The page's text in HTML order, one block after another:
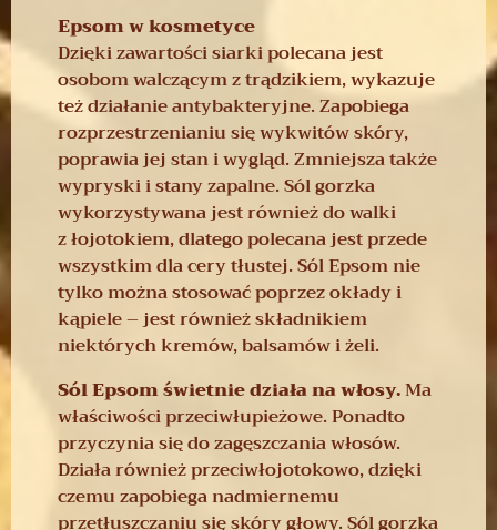
Epsom w kosmetyce
Dzięki zawartości siarki polecana jest
osobom walczącym z trądzikiem, wykazuje
też działanie antybakteryjne. Zapobiega
rozprzestrzenianiu się wykwitów skóry,
poprawia jej stan i wygląd. Zmniejsza także
wypryski i stany zapalne. Sól gorzka
wykorzystywana jest również do walki
z łojotokiem, dlatego polecana jest przede
wszystkim dla cery tłustej. Sól Epsom nie
tylko można stosować poprzez okłady i
kąpiele – jest również składnikiem
niektórych kremów, balsamów i żeli.
Sól Epsom świetnie działa na włosy.Ma
właściwości przeciwłupieżowe. Ponadto
przyczynia się do zagęszczania włosów.
Działa również przeciwłojotokowo, dzięki
czemu zapobiega nadmiernemu
przetłuszczaniu się skóry głowy. Sól gorzka